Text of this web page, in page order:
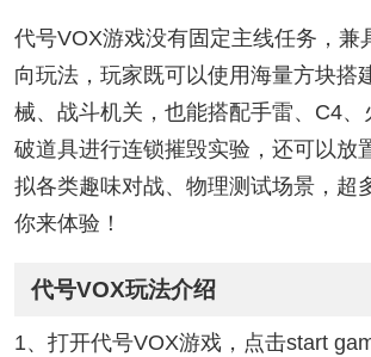
代号VOX游戏没有固定主线任务，兼
向玩法，玩家既可以使用海量方块搭
械、战斗机关，也能搭配手雷、C4、
破道具进行连锁摧毁实验，还可以放
拟各类趣味对战、物理测试场景，超
你来体验！
代号VOX玩法介绍
1、打开代号VOX游戏，点击start